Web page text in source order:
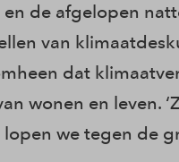
de afgelopen
van
dat
wonen en leven.
we tegen de